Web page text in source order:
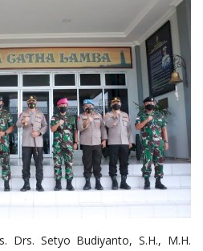
Drs. Setyo Budiyanto, S.H., M.H.